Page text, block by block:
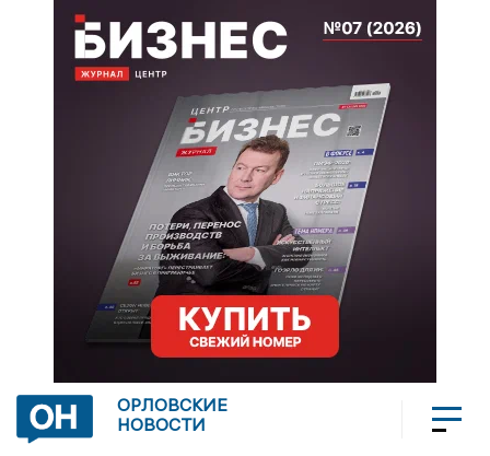
ОРЛОВСКИЕ
НОВОСТИ